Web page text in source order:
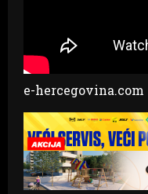
e-hercegovina.com